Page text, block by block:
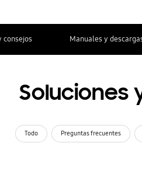
consejos Manuales y
Soluciones
Todo Preguntas frecuentes